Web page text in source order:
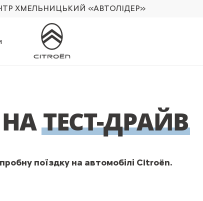
ХМЕЛЬНИЦЬКИЙ «АВТОЛІДЕР»
НАТЕСТ-ДРАЙВ
поїздку на автомобілі Citroën.